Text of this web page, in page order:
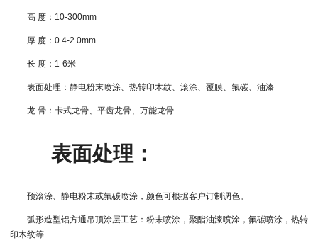
高 度：10-300mm
厚 度：0.4-2.0mm
长 度：1-6米
表面处理：静电粉末喷涂、热转印木纹、滚涂、覆膜、氟碳、油漆
龙 骨：卡式龙骨、平齿龙骨、万能龙骨
表面处理：
预滚涂、静电粉末或氟碳喷涂，颜色可根据客户订制调色。
弧形造型铝方通吊顶涂层工艺：粉末喷涂，聚酯油漆喷涂，氟碳喷涂，热转
印木纹等